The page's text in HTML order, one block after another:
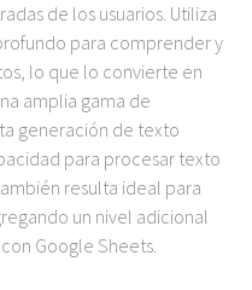
de los usuarios. Utiliza
para comprender y
lo que lo convierte en
amplia gama de
generación de texto
para procesar texto
resulta ideal para
un nivel adicional
Google Sheets.